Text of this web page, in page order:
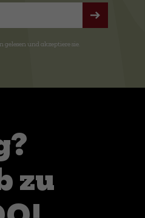
zu
gelesen und akzeptiere sie.